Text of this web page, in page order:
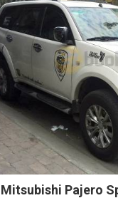
Mitsubishi Pajero